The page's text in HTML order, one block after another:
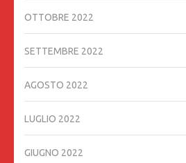
OTTOBRE 2022
SETTEMBRE 2022
AGOSTO 2022
LUGLIO 2022
GIUGNO 2022